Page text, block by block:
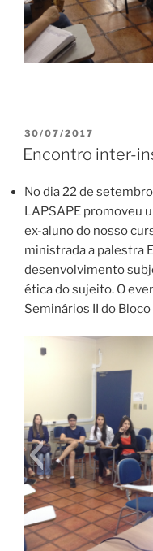
PUBLICADO
EM
30/07/2017
Encontro inter-
No dia 22 de
LAPSAPE promoveu
ex-aluno do nosso
ministrada a palestra
desenvolvimento
ética do sujeito. O
Seminários II do Bloco